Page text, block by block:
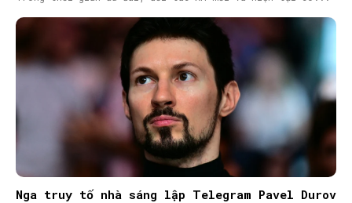
Nga truy tố nhà sáng lập Telegram Pavel Durov